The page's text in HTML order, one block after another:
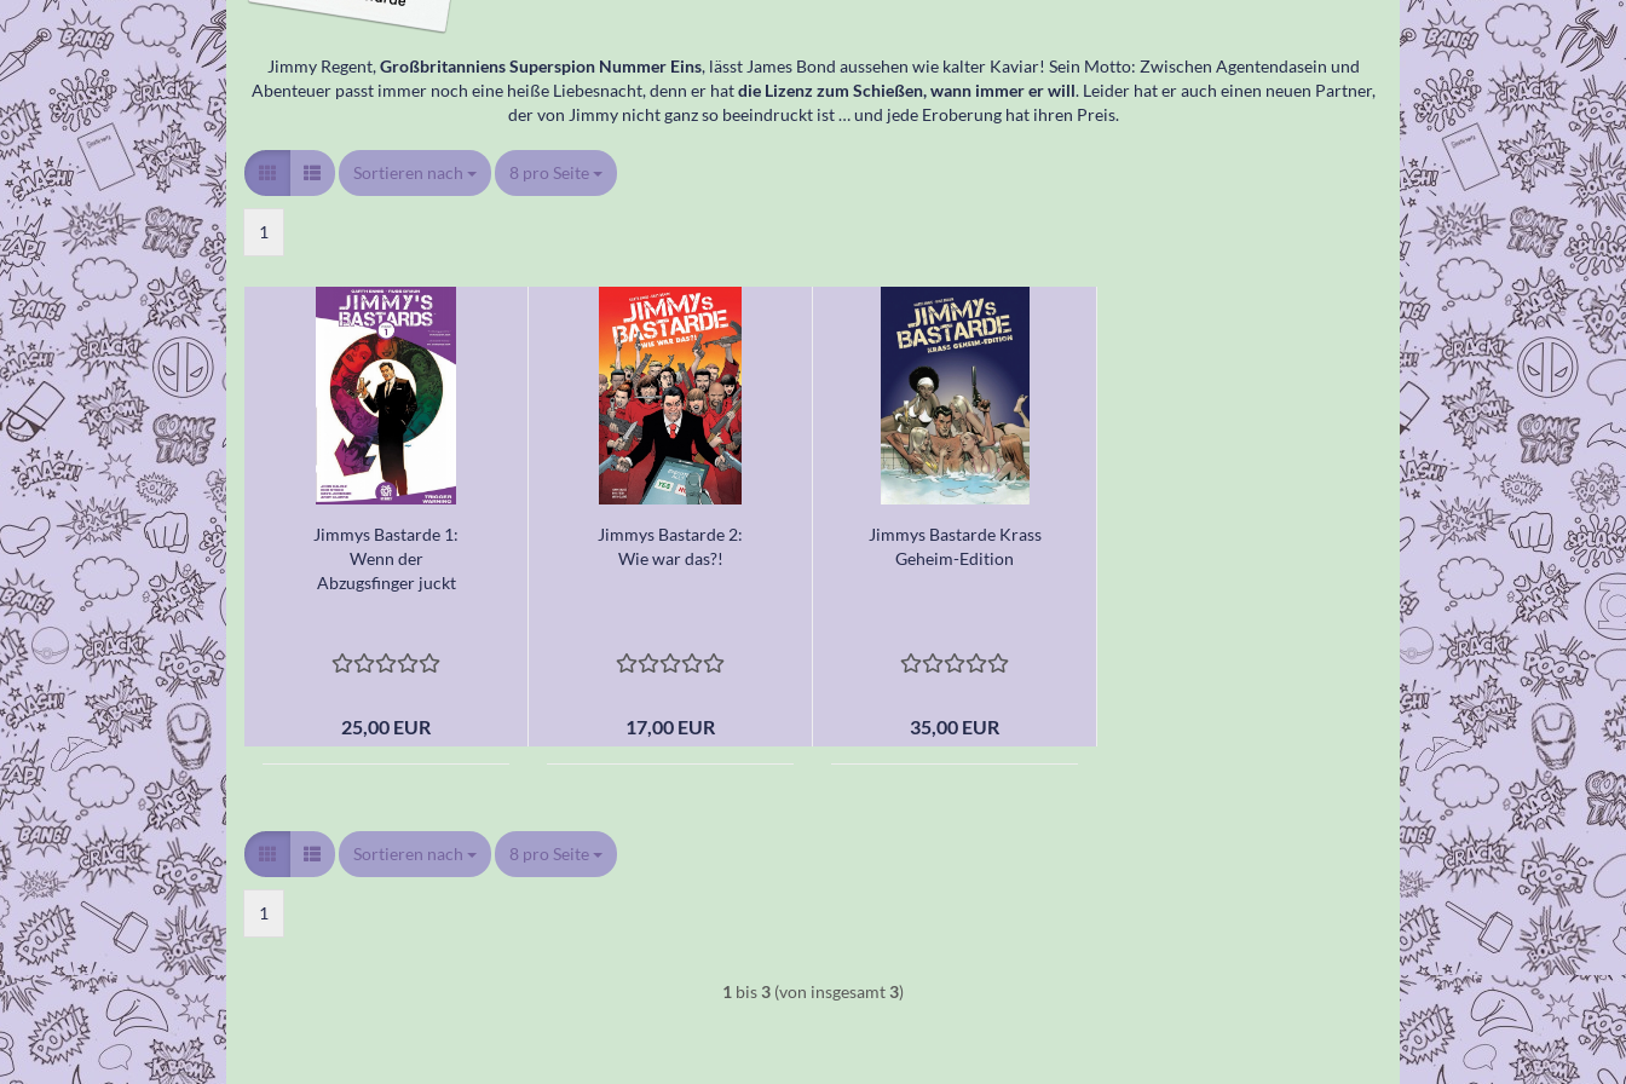
Jimmy Regent,Großbritanniens Superspion Nummer Eins, lässt James Bond aussehen wie kalter Kaviar! Sein Motto: Zwischen Agentendasein und
Abenteuer passt immer noch eine heiße Liebesnacht, denn er hatdie Lizenz zum Schießen, wann immer er will. Leider hat er auch einen neuen Partner,
der von Jimmy nicht ganz so beeindruckt ist … und jede Eroberung hat ihren Preis.
Sortieren nach
Sortieren nach 8 pro Seite
pro Seite
1
Jimmys Bastarde 1:
Wenn der
Abzugsfinger juckt
25,00 EUR
Jimmys Bastarde 2:
Wie war das?!
17,00 EUR
Jimmys Bastarde Krass
Geheim-Edition
35,00 EUR
Sortieren nach
Sortieren nach 8 pro Seite
pro Seite
1
1 bis3 (von insgesamt3)